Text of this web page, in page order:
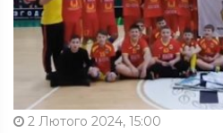
2 Лютого 2024, 15:00